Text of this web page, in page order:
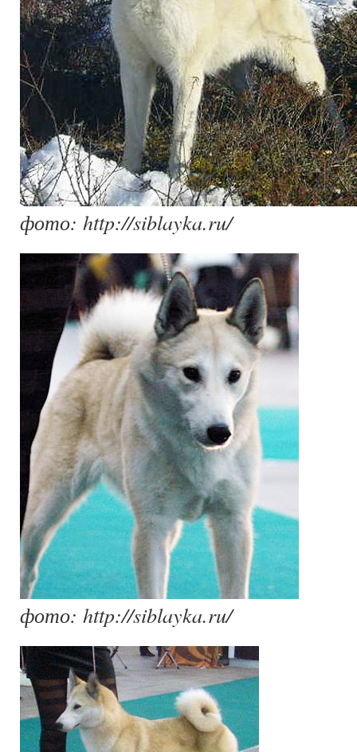
фото: http://siblayka.ru/
фото: http://siblayka.ru/